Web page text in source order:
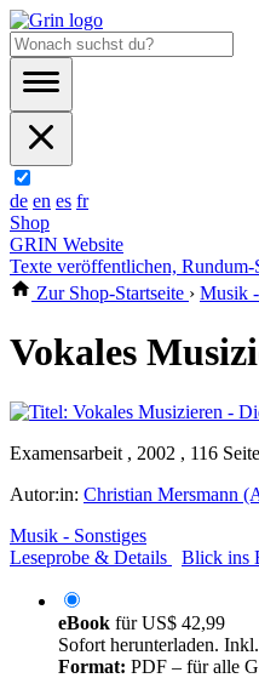
de en es fr
Shop
GRIN Website
Texte veröffentlichen, Rundum-
Zur Shop-Startseite › Musik
Vokales
Examensarbeit , 2002 , 116
Autor:in: Christian Mersmann
Musik - Sonstiges
Leseprobe & Details
Blick ins
eBook fürUS$ 42,99
Sofort herunterladen.
Format: PDF – für alle